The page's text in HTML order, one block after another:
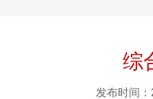
综
发布时间